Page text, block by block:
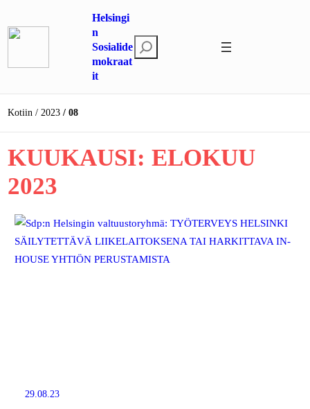
sisältöön
Helsingi
n
Sosialide
mokraat
it
t
i
Kotiin 2023 08
KUUKAUSI: ELOKUU
2023
29.08.23